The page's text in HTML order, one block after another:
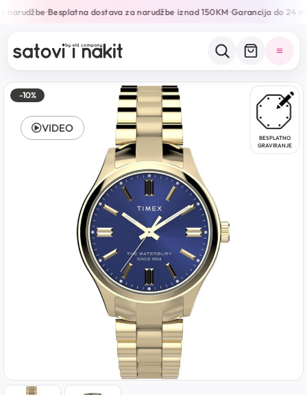
narudžbe•Besplatna dostava za narudžbe iznad 150KM•Garancija do 24
-10%
BESPLATNO
GRAVIRANJE
VIDEO